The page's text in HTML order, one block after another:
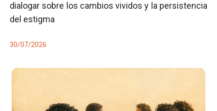
dialogar sobre los cambios vividos y la persistencia
del estigma
30/07/2026